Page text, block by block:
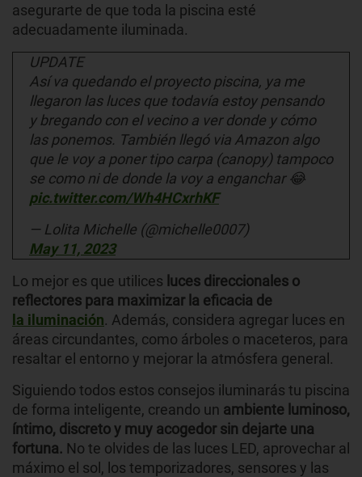
asegurarte de que toda la piscina esté
adecuadamente iluminada.
UPDATE
Así va quedando el proyecto piscina, ya me
llegaron las luces que todavía estoy pensando
y bregando con el vecino a ver donde y cómo
las ponemos. También llegó via Amazon algo
que le voy a poner tipo carpa (canopy) tampoco
se como ni de donde la voy a enganchar 😂
pic.twitter.com/Wh4HCxrhKF
— Lolita Michelle (@michelle0007)
May 11, 2023
Lo mejor es que utilices luces direccionales o
reflectores para maximizar la eficacia de
la iluminación. Además, considera agregar luces en
áreas circundantes, como árboles o maceteros, para
resaltar el entorno y mejorar la atmósfera general.
Siguiendo todos estos consejos iluminarás tu piscina
de forma inteligente, creando un ambiente luminoso,
íntimo, discreto y muy acogedor sin dejarte una
fortuna. No te olvides de las luces LED, aprovechar al
máximo el sol, los temporizadores, sensores y las